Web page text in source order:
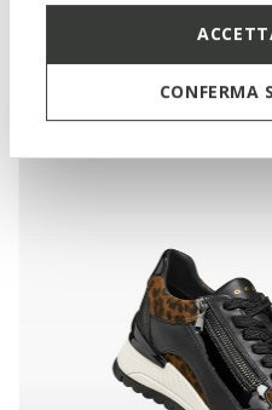
CONFERMA
You may also